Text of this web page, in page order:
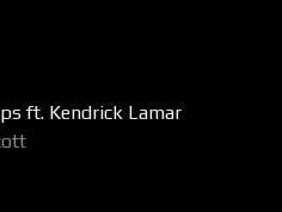
ft. Kendrick Lamar